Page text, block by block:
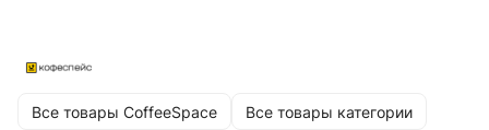
Все товары CoffeeSpace Все товары категории